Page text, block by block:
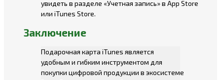
увидеть в разделе «Учетная запись» в App Store
или iTunes Store.
Заключение
Подарочная карта iTunes является
удобным и гибким инструментом для
покупки цифровой продукции в экосистеме